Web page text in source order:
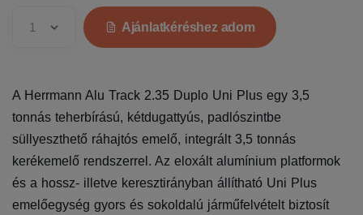
Ajánlatkéréshez adom
A Herrmann Alu Track 2.35 Duplo Uni Plus egy 3,5
tonnás teherbírású, kétdugattyús, padlószintbe
süllyeszthető ráhajtós emelő, integrált 3,5 tonnás
kerékemelő rendszerrel. Az eloxált alumínium platformok
és a hossz- illetve keresztirányban állítható Uni Plus
emelőegység gyors és sokoldalú járműfelvételt biztosít